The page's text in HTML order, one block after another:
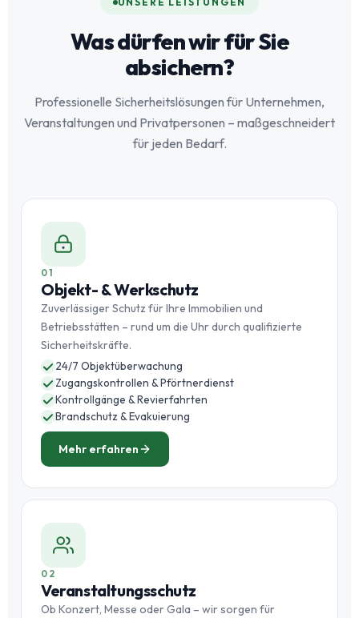
Was dürfen wir für Sie
absichern?
Professionelle Sicherheitslösungen für Unternehmen,
Veranstaltungen und Privatpersonen – maßgeschneidert
für jeden Bedarf.
01
Objekt- & Werkschutz
Zuverlässiger Schutz für Ihre Immobilien und
Betriebsstätten – rund um die Uhr durch qualifizierte
Sicherheitskräfte.
24/7 Objektüberwachung
Zugangskontrollen & Pförtnerdienst
Kontrollgänge & Revierfahrten
Brandschutz & Evakuierung
Mehr erfahren
02
Veranstaltungsschutz
Ob Konzert, Messe oder Gala – wir sorgen für